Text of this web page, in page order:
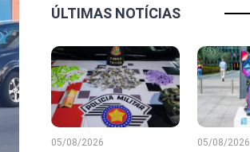
ÚLTIMAS NOTÍCIAS
05/08/2026 05/08/2026